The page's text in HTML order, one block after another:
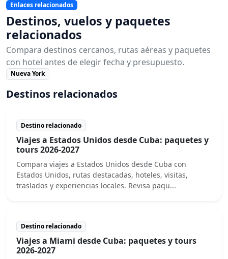
Enlaces relacionados
Destinos, vuelos y paquetes
relacionados
Compara destinos cercanos, rutas aéreas y paquetes
con hotel antes de elegir fecha y presupuesto.
Nueva York
Destinos relacionados
Destino relacionado
Viajes a Estados Unidos desde Cuba: paquetes y
tours 2026-2027
Compara viajes a Estados Unidos desde Cuba con
Estados Unidos, rutas destacadas, hoteles, visitas,
traslados y experiencias locales. Revisa paqu...
Destino relacionado
Viajes a Miami desde Cuba: paquetes y tours
2026-2027